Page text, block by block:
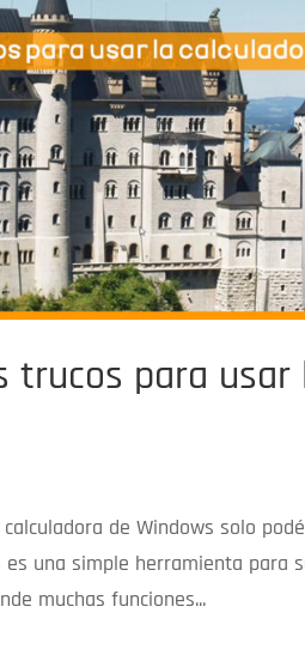
trucos para
de Windows solo
una simple herramienta para
muchas funciones...